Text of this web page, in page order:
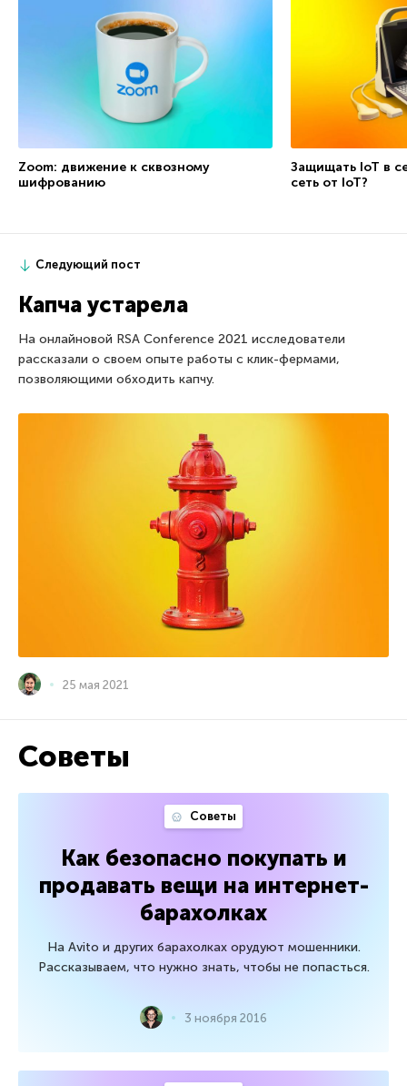
Zoom: движение к сквозному
шифрованию
Защищать IoT в
сеть от IoT?
Следующий пост
Капча устарела
На онлайновой RSA Conference 2021 исследователи
рассказали о своем опыте работы с клик-фермами,
позволяющими обходить капчу.
25 мая 2021
Советы
Советы
Как безопасно покупать и
продавать вещи на интернет-
барахолках
На Avito и других барахолках орудуют мошенники.
Рассказываем, что нужно знать, чтобы не попасться.
3 ноября 2016